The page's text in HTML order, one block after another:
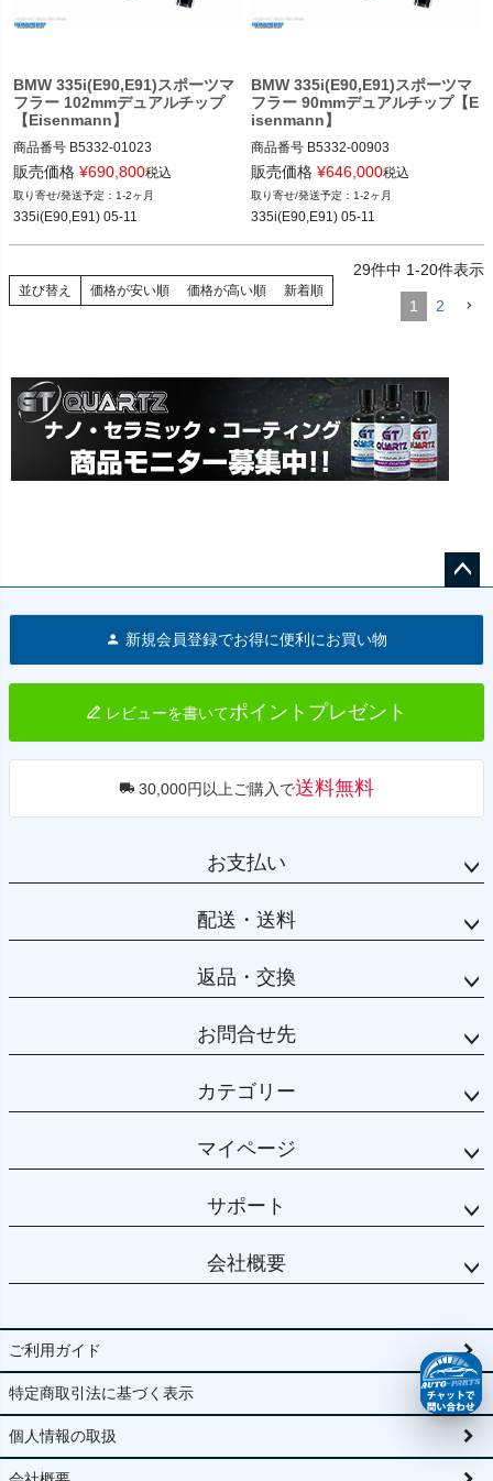
BMW 335i(E90,E91)スポーツマ
フラー 102mmデュアルチップ
【Eisenmann】
商品番号 B5332-01023
B5332_01023
12BMR"B5332.01023"
販売価格 ¥690,800税込
1-2ヶ月
335i(E90,E91) 05-11
BMW 335i(E90,E91)スポーツマ
フラー 90mmデュアルチップ【E
isenmann】
商品番号 B5332-00903
B5332_00903
12BMR"B5332.00903"
販売価格 ¥646,000税込
1-2ヶ月
335i(E90,E91) 05-11
並び替え 価格が安い順 価格が高い順 新着順
29件中 1-20件表示
1 2
へ
新規会員登録でお得に便利にお買い物
レビューを書いてポイントプレゼント
30,000円以上ご購入で送料無料
お支払い
配送・送料
返品・交換
お問合せ先
カテゴリー
マイページ
サポート
会社概要
ご利用ガイド
特定商取引法に基づく表示
個人情報の取扱